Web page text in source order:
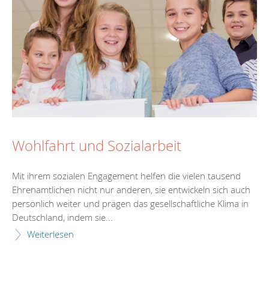
Wohlfahrt und Sozialarbeit
Mit ihrem sozialen Engagement helfen die vielen tausend
Ehrenamtlichen nicht nur anderen, sie entwickeln sich auch
persönlich weiter und prägen das gesellschaftliche Klima in
Deutschland, indem sie...
Weiterlesen